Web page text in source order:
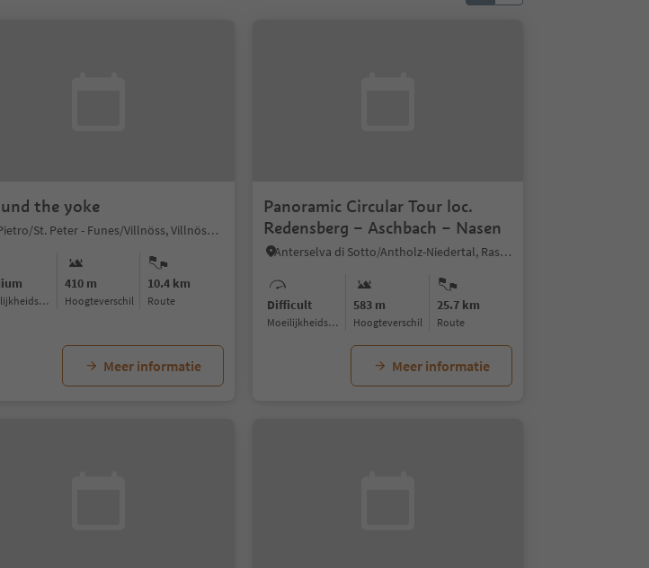
the yoke
S. Pietro/St. Peter - Funes/Villnöss, Villnöss/Funes, Dolomites Region Lüsen Villnöss
410 m
Hoogteverschil
10.4 km
Route
Meer informatie
Panoramic Circular Tour loc.
Redensberg – Aschbach – Nasen
Anterselva di Sotto/Antholz-Niedertal, Rasen-Antholz/Rasun Anterselva, Dolomites Region Kronplatz/Plan de Corones
Difficult
Moeilijkheidsgraad
583 m
Hoogteverschil
25.7 km
Route
Meer informatie